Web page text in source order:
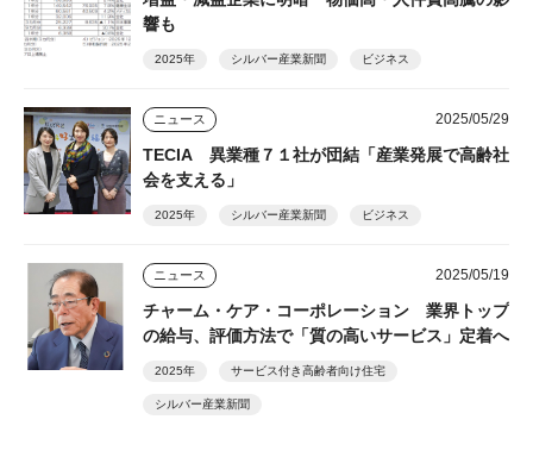
響も
2025年 シルバー産業新聞 ビジネス
ニュース 2025/05/29
TECIA 異業種７１社が団結「産業発展で高齢社
会を支える」
2025年 シルバー産業新聞 ビジネス
ニュース 2025/05/19
チャーム・ケア・コーポレーション 業界トップ
の給与、評価方法で「質の高いサービス」定着へ
2025年 サービス付き高齢者向け住宅
シルバー産業新聞